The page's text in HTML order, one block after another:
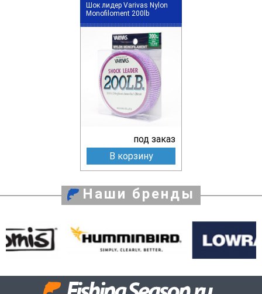
Шок лидер Varivas Nylon
Monofiloment 200lb
под заказ
В корзину
Наши бренды